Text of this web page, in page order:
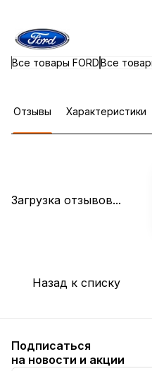
Все товары FORDВсе
Отзывы Характеристики
Загрузка отзывов...
Назад к списку
Подписаться
на новости и акции